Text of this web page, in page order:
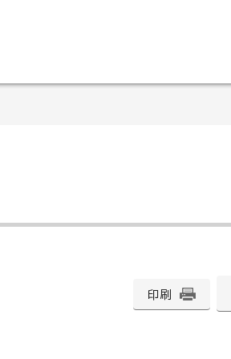
印刷